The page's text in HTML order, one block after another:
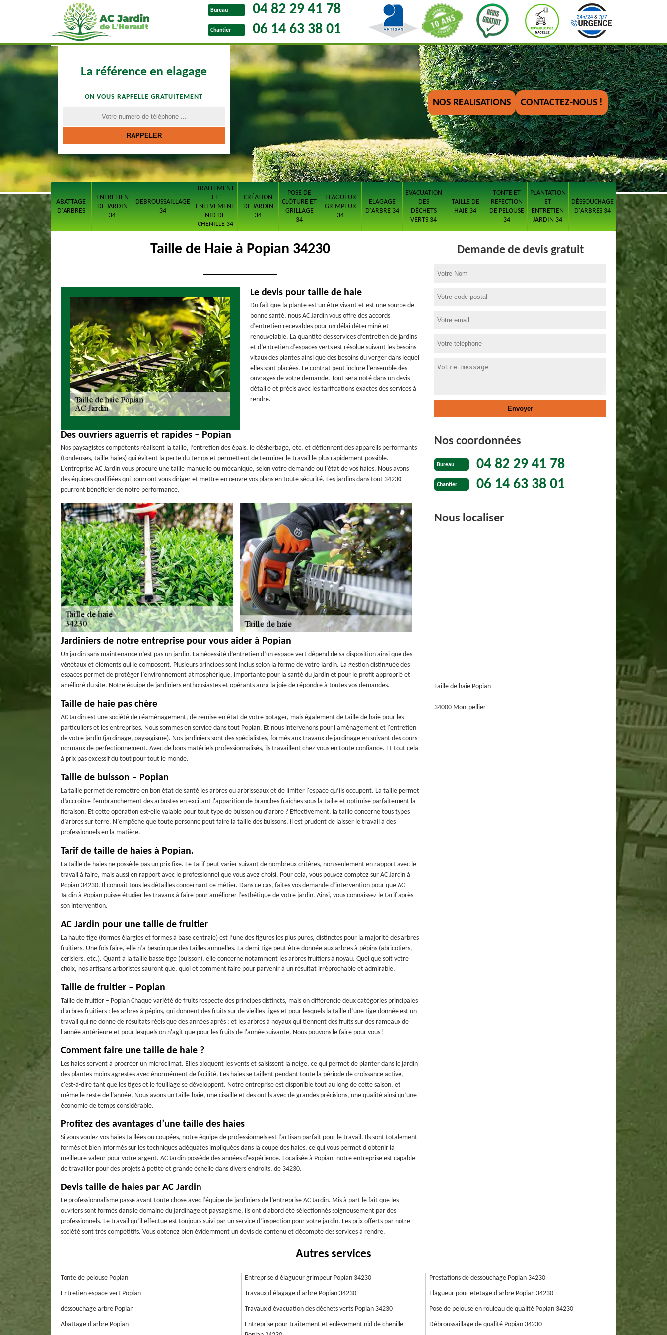
Bureau 04 82 29 41 78
Chantier 06 14 63 38 01
La référence en elagage
ON VOUS RAPPELLE GRATUITEMENT
NOS REALISATIONS CONTACTEZ-NOUS !
ABATTAGE
D'ARBRES
ENTRETIEN
DE JARDIN
34
DEBROUSSAILLAGE
34
TRAITEMENT
ET
ENLEVEMENT
NID DE
CHENILLE 34
CRÉATION
DE JARDIN
34
POSE DE
CLÔTURE ET
GRILLAGE
34
ELAGUEUR
GRIMPEUR
34
ELAGAGE
D'ARBRE 34
EVACUATION
DES
DÉCHETS
VERTS 34
TAILLE DE
HAIE 34
TONTE ET
REFECTION
DE PELOUSE
34
PLANTATION
ET
ENTRETIEN
JARDIN 34
DÉSSOUCHAGE
D'ARBRES 34
Taille de Haie à Popian 34230
Le devis pour taille de haie
Du fait que la plante est un être vivant et est une source de
bonne santé, nous AC Jardin vous offre des accords
d’entretien recevables pour un délai déterminé et
renouvelable. La quantité des services d’entretien de jardins
et d’entretien d’espaces verts est résolue suivant les besoins
vitaux des plantes ainsi que des besoins du verger dans lequel
elles sont placées. Le contrat peut inclure l’ensemble des
ouvrages de votre demande. Tout sera noté dans un devis
détaillé et précis avec les tarifications exactes des services à
rendre.
Des ouvriers aguerris et rapides – Popian
Nos paysagistes compétents réalisent la taille, l’entretien des épais, le désherbage, etc. et détiennent des appareils performants
(tondeuses, taille-haies) qui évitent la perte du temps et permettent de terminer le travail le plus rapidement possible.
L’entreprise AC Jardin vous procure une taille manuelle ou mécanique, selon votre demande ou l’état de vos haies. Nous avons
des équipes qualifiées qui pourront vous diriger et mettre en œuvre vos plans en toute sécurité. Les jardins dans tout 34230
pourront bénéficier de notre performance.
Jardiniers de notre entreprise pour vous aider à Popian
Un jardin sans maintenance n’est pas un jardin. La nécessité d’entretien d’un espace vert dépend de sa disposition ainsi que des
végétaux et éléments qui le composent. Plusieurs principes sont inclus selon la forme de votre jardin. La gestion distinguée des
espaces permet de protéger l’environnement atmosphérique, importante pour la santé du jardin et pour le profit approprié et
amélioré du site. Notre équipe de jardiniers enthousiastes et opérants aura la joie de répondre à toutes vos demandes.
Taille de haie pas chère
AC Jardin est une société de réaménagement, de remise en état de votre potager, mais également de taille de haie pour les
particuliers et les entreprises. Nous sommes en service dans tout Popian. Et nous intervenons pour l'aménagement et l'entretien
de votre jardin (jardinage, paysagisme). Nos jardiniers sont des spécialistes, formés aux travaux de jardinage en suivant des cours
normaux de perfectionnement. Avec de bons matériels professionnalisés, ils travaillent chez vous en toute confiance. Et tout cela
à prix pas excessif du tout pour tout le monde.
Taille de buisson – Popian
La taille permet de remettre en bon état de santé les arbres ou arbrisseaux et de limiter l'espace qu’ils occupent. La taille permet
d’accroitre l’embranchement des arbustes en excitant l'apparition de branches fraiches sous la taille et optimise parfaitement la
floraison. Et cette opération est-elle valable pour tout type de buisson ou d'arbre ? Effectivement, la taille concerne tous types
d’arbres sur terre. N’empêche que toute personne peut faire la taille des buissons, il est prudent de laisser le travail à des
professionnels en la matière.
Tarif de taille de haies à Popian.
La taille de haies ne possède pas un prix fixe. Le tarif peut varier suivant de nombreux critères, non seulement en rapport avec le
travail à faire, mais aussi en rapport avec le professionnel que vous avez choisi. Pour cela, vous pouvez comptez sur AC Jardin à
Popian 34230. Il connaît tous les détailles concernant ce métier. Dans ce cas, faites vos demande d’intervention pour que AC
Jardin à Popian puisse étudier les travaux à faire pour améliorer l’esthétique de votre jardin. Ainsi, vous connaissez le tarif après
son intervention.
AC Jardin pour une taille de fruitier
La haute tige (formes élargies et formes à base centrale) est l’une des figures les plus pures, distinctes pour la majorité des arbres
fruitiers. Une fois faire, elle n’a besoin que des tailles annuelles. La demi-tige peut être donnée aux arbres à pépins (abricotiers,
cerisiers, etc.). Quant à la taille basse tige (buisson), elle concerne notamment les arbres fruitiers à noyau. Quel que soit votre
choix, nos artisans arboristes sauront que, quoi et comment faire pour parvenir à un résultat irréprochable et admirable.
Taille de fruitier – Popian
Taille de fruitier – Popian Chaque variété de fruits respecte des principes distincts, mais on différencie deux catégories principales
d'arbres fruitiers : les arbres à pépins, qui donnent des fruits sur de vieilles tiges et pour lesquels la taille d’une tige donnée est un
travail qui ne donne de résultats réels que des années après ; et les arbres à noyaux qui tiennent des fruits sur des rameaux de
l'année antérieure et pour lesquels on n'agit que pour les fruits de l'année suivante. Nous pouvons le faire pour vous !
Comment faire une taille de haie ?
Les haies servent à procréer un microclimat. Elles bloquent les vents et saisissent la neige, ce qui permet de planter dans le jardin
des plantes moins agrestes avec énormément de facilité. Les haies se taillent pendant toute la période de croissance active,
c'est-à-dire tant que les tiges et le feuillage se développent. Notre entreprise est disponible tout au long de cette saison, et
même le reste de l’année. Nous avons un taille-haie, une cisaille et des outils avec de grandes précisions, une qualité ainsi qu’une
économie de temps considérable.
Profitez des avantages d’une taille des haies
Si vous voulez vos haies taillées ou coupées, notre équipe de professionnels est l’artisan parfait pour le travail. Ils sont totalement
formés et bien informés sur les techniques adéquates impliquées dans la coupe des haies, ce qui vous permet d'obtenir la
meilleure valeur pour votre argent. AC Jardin possède des années d'expérience. Localisée à Popian, notre entreprise est capable
de travailler pour des projets à petite et grande échelle dans divers endroits, de 34230.
Devis taille de haies par AC Jardin
Le professionnalisme passe avant toute chose avec l’équipe de jardiniers de l’entreprise AC Jardin. Mis à part le fait que les
ouvriers sont formés dans le domaine du jardinage et paysagisme, ils ont d’abord été sélectionnés soigneusement par des
professionnels. Le travail qu’il effectue est toujours suivi par un service d’inspection pour votre jardin. Les prix offerts par notre
société sont très compétitifs. Vous obtenez bien évidemment un devis de contenu et décompte des services à rendre.
Demande de devis gratuit
Nos coordonnées
Bureau 04 82 29 41 78
Chantier 06 14 63 38 01
Nous localiser
Taille de haie Popian
34000 Montpellier
Autres services
Tonte de pelouse Popian
Entretien espace vert Popian
déssouchage arbre Popian
Abattage d'arbre Popian
Entreprise d'élagueur grimpeur Popian 34230
Travaux d'élagage d'arbre Popian 34230
Travaux d'évacuation des déchets verts Popian 34230
Entreprise pour traitement et enlèvement nid de chenille
Prestations de dessouchage Popian 34230
Elagueur pour etetage d'arbre Popian 34230
Pose de pelouse en rouleau de qualité Popian 34230
Débroussaillage de qualité Popian 34230